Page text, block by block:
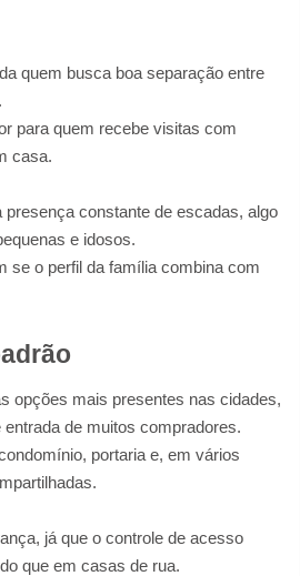
quem busca boa separação entre
para quem recebe visitas com
casa.
constante de escadas, algo
e idosos.
se o perfil da família combina com
opções mais presentes nas cidades,
de muitos compradores.
portaria e, em vários
já que o controle de acesso
que em casas de rua.